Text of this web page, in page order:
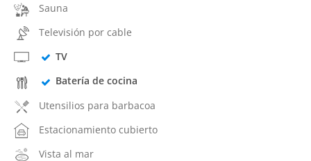
Sauna
Televisión por cable
TV
Batería de cocina
Utensilios para barbacoa
Estacionamiento cubierto
Vista al mar